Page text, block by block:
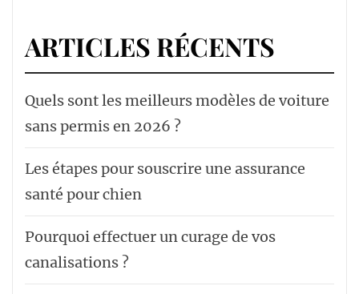
ARTICLES RÉCENTS
Quels sont les meilleurs modèles de voiture
sans permis en 2026 ?
Les étapes pour souscrire une assurance
santé pour chien
Pourquoi effectuer un curage de vos
canalisations ?